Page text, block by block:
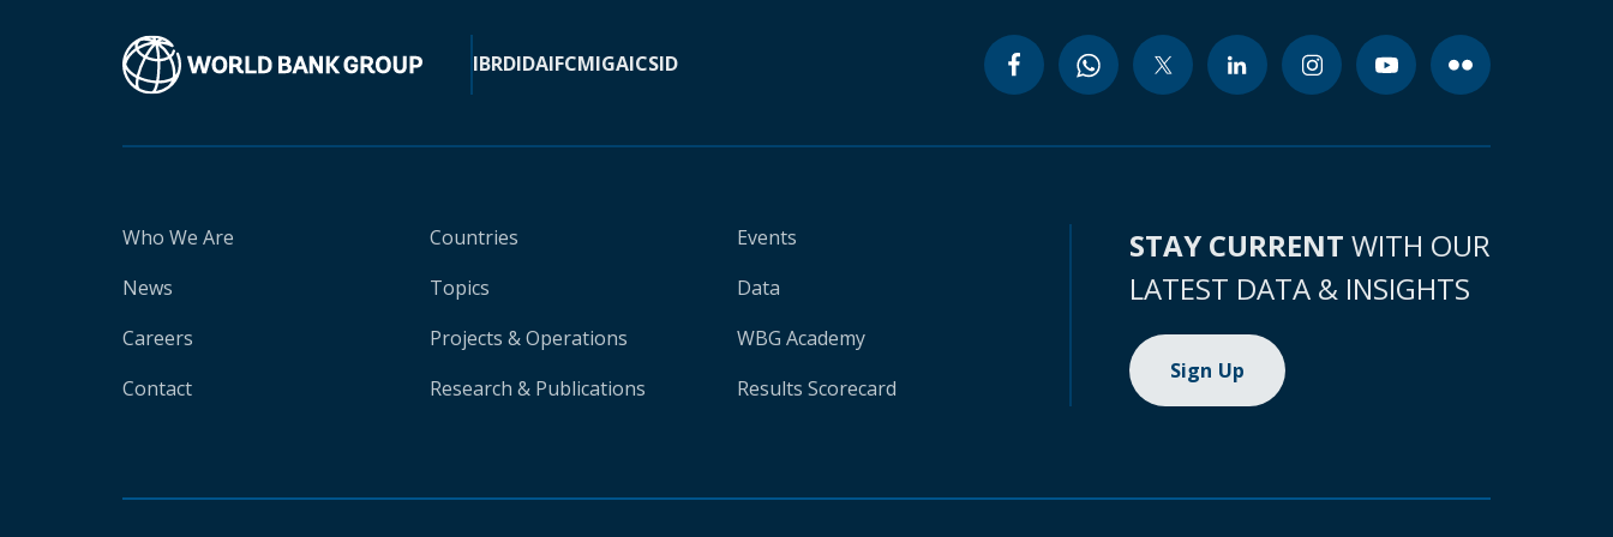
IBRDIDAIFCMIGAICSID
Who We Are
News
Careers
Contact
Countries
Topics
Projects & Operations
Research & Publications
Events
Data
WBG Academy
Results Scorecard
STAY CURRENT WITH OUR
LATEST DATA & INSIGHTS
Sign Up